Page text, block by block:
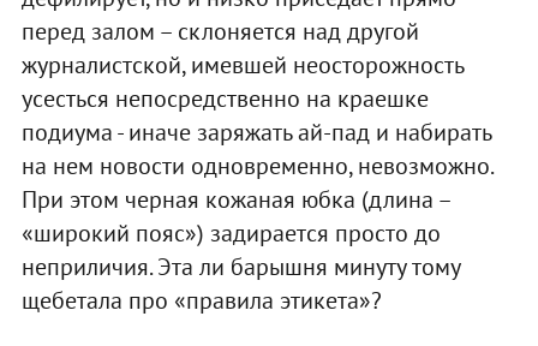
перед залом – склоняется над другой
журналистской, имевшей неосторожность
усесться непосредственно на краешке
подиума - иначе заряжать ай-пад и набирать
на нем новости одновременно, невозможно.
При этом черная кожаная юбка (длина –
«широкий пояс») задирается просто до
неприличия. Эта ли барышня минуту тому
щебетала про «правила этикета»?